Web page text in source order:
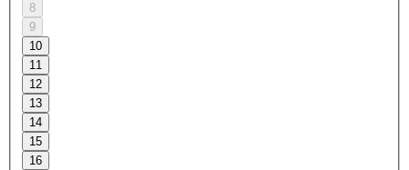
8
9
10
11
12
13
14
15
16